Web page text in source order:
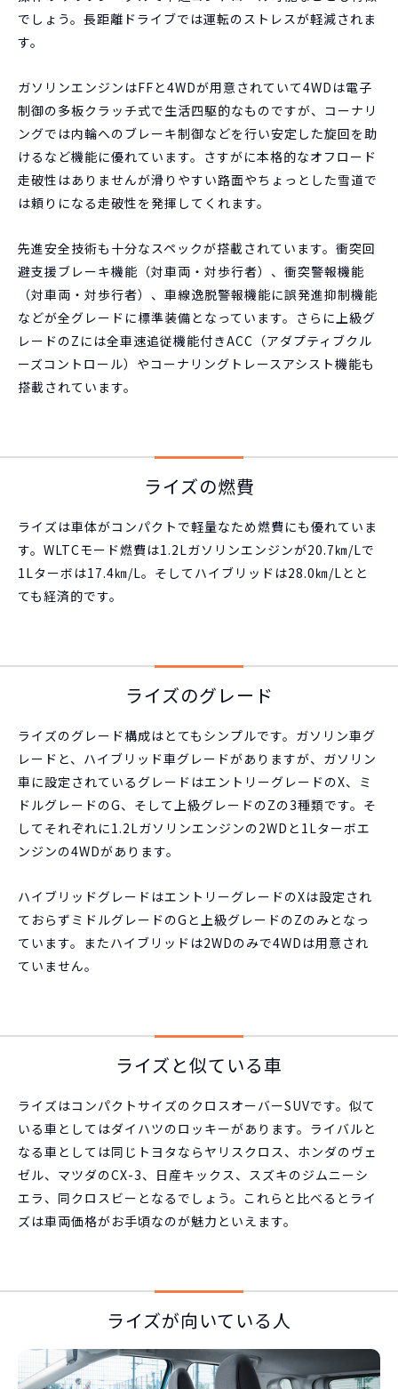
でしょう。長距離ドライブでは運転のストレスが軽減されま
す。
ガソリンエンジンはFFと4WDが用意されていて4WDは電子
制御の多板クラッチ式で生活四駆的なものですが、コーナリ
ングでは内輪へのブレーキ制御などを行い安定した旋回を助
けるなど機能に優れています。さすがに本格的なオフロード
走破性はありませんが滑りやすい路面やちょっとした雪道で
は頼りになる走破性を発揮してくれます。
先進安全技術も十分なスペックが搭載されています。衝突回
避支援ブレーキ機能（対車両・対歩行者）、衝突警報機能
（対車両・対歩行者）、車線逸脱警報機能に誤発進抑制機能
などが全グレードに標準装備となっています。さらに上級グ
レードのZには全車速追従機能付きACC（アダプティブクル
ーズコントロール）やコーナリングトレースアシスト機能も
搭載されています。
ライズの燃費
ライズは車体がコンパクトで軽量なため燃費にも優れていま
す。WLTCモード燃費は1.2Lガソリンエンジンが20.7㎞/Lで
1Lターボは17.4㎞/L。そしてハイブリッドは28.0㎞/Lとと
ても経済的です。
ライズのグレード
ライズのグレード構成はとてもシンプルです。ガソリン車グ
レードと、ハイブリッド車グレードがありますが、ガソリン
車に設定されているグレードはエントリーグレードのX、ミ
ドルグレードのG、そして上級グレードのZの3種類です。そ
してそれぞれに1.2Lガソリンエンジンの2WDと1Lターボエ
ンジンの4WDがあります。
ハイブリッドグレードはエントリーグレードのXは設定され
ておらずミドルグレードのGと上級グレードのZのみとなっ
ています。またハイブリッドは2WDのみで4WDは用意され
ていません。
ライズと似ている車
ライズはコンパクトサイズのクロスオーバーSUVです。似て
いる車としてはダイハツのロッキーがあります。ライバルと
なる車としては同じトヨタならヤリスクロス、ホンダのヴェ
ゼル、マツダのCX-3、日産キックス、スズキのジムニーシ
エラ、同クロスビーとなるでしょう。これらと比べるとライ
ズは車両価格がお手頃なのが魅力といえます。
ライズが向いている人